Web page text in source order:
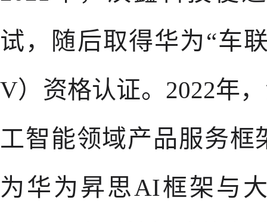
试，随后取得华为“车
V）资格认证。2022年
工智能领域产品服务框
为华为昇思AI框架与